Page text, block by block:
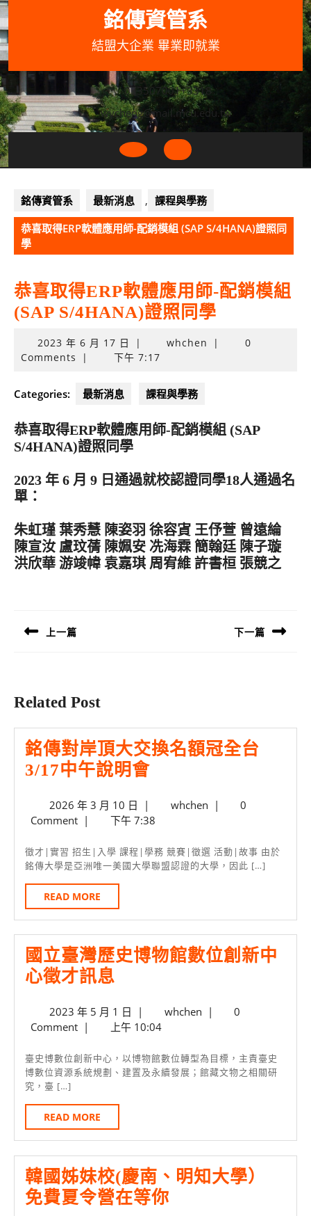
Skip
to
content
銘傳資管系
結盟大企業 畢業即就業
033507001+3318
wycheng@mail.mcu.edu.tw
Open
銘傳資管系
最新消息 , 課程與學務
恭喜取得ERP軟體應用師-配銷模組 (SAP S/4HANA)證照同
學
恭喜取得ERP軟體應用師-配銷模組
(SAP S/4HANA)證照同學
2023 年 6 月 17 日 2023
年
| whchen |
0
Comments
| 下午 7:17
Categories: 最新消息 課程與學務
恭喜取得ERP軟體應用師-配銷模組 (SAP
S/4HANA)證照同學
2023 年 6 月 9 日通過就校認證同學18人通過名
單：
朱虹瑾 葉秀慧 陳姿羽 徐容寊 王伃萱 曾遠綸
陳宣汝 盧玟蒨 陳姵安 冼海霖 簡翰廷 陳子璇
洪欣華 游竣幃 袁嘉琪 周宥維 許書桓 張競之
導
上一篇 下一篇
Related Post
銘傳對岸頂大交換名額冠全台
3/17中午說明會銘
頂
大
換
名
額
台
中
午
會
2026 年 3 月 10 日 2026
年
月
10
| whchenwhchen
|
0
Comment | 下午 7:38
徵才|實習 招生|入學 課程|學務 競賽|徵選 活動|故事 由於
銘傳大學是亞洲唯一美國大學聯盟認證的大學，因此 […]
READ MORE
MORE
國立臺灣歷史博物館數位創新中
心徵才訊息
臺
灣
歷
史
博
館
數
位
創
2023 年 5 月 1 日 2023
年
月
1
| whchenwhchen
|
0
Comment | 上午 10:04
臺史博數位創新中心，以博物館數位轉型為目標，主責臺史
博數位資源系統規劃、建置及永續發展；館藏文物之相關研
究，臺 […]
READ MORE
MORE
韓國姊妹校(慶南、明知大學）
免費夏令營在等你